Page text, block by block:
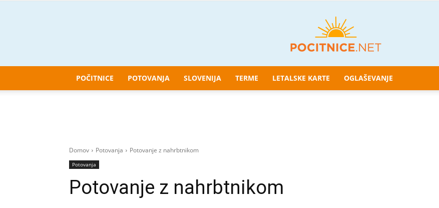
Pocitnice.net
POČITNICE POTOVANJA SLOVENIJA TERME LETALSKE KARTE OGLAŠEVANJE
Domov Potovanja Potovanje z nahrbtnikom
Potovanja
Potovanje z nahrbtnikom